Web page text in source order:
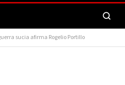
sucia afirma Rogelio Portillo